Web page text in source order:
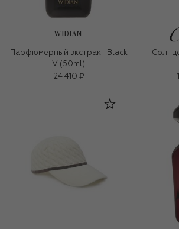
WIDIAN
Парфюмерный экстракт Black
V (50ml)
24 410 ₽